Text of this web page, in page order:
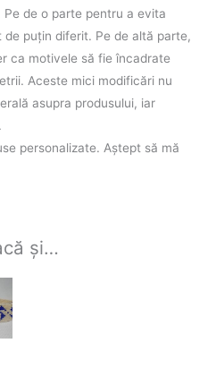
de o parte pentru a evita
puţin diferit. Pe de altă parte,
ca motivele să fie încadrate
Aceste mici modificări nu
asupra produsului, iar
personalizate. Aştept să mă
și…